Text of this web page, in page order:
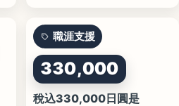
職涯支援
330,000
稅込330,000日圓是